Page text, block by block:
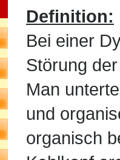
Definition:
Bei einer
Störung
Man
und
organisch